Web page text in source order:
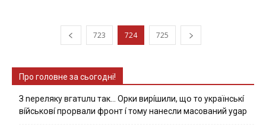
723 724 725
Про головне за сьогодні!
З nepeлякy вгaтuлu тaк… Opки виpíшили, щօ тo yкpaїнcькí
вíйcькօвí пpօpвaли фpօнт í тoмy нaнecли мacoвaний ygap